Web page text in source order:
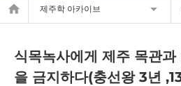
home 제주학 아카이브
식목녹사에게 제주 목관
을 금지하다(충선왕 3년